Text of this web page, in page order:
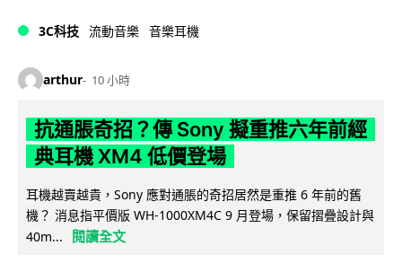
3C科技 流動音樂 音樂耳機
arthur 10 小時
抗通脹奇招？傳 Sony 擬重推六年前經
典耳機 XM4 低價登場
耳機越賣越貴，Sony 應對通脹的奇招居然是重推 6 年前的舊
機？ 消息指平價版 WH-1000XM4C 9 月登場，保留摺疊設計與
40m...
閱讀全文